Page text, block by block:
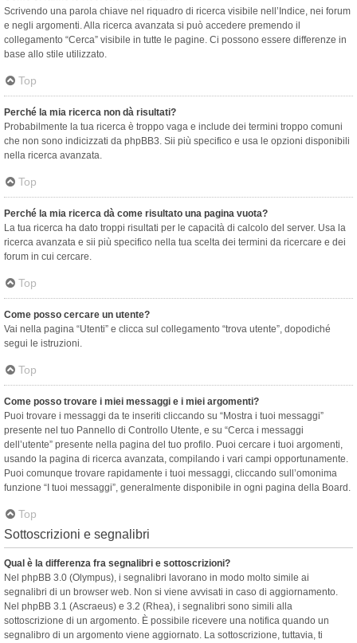
Scrivendo una parola chiave nel riquadro di ricerca visibile nell’Indice, nei forum
e negli argomenti. Alla ricerca avanzata si può accedere premendo il
collegamento “Cerca” visibile in tutte le pagine. Ci possono essere differenze in
base allo stile utilizzato.
Top
Perché la mia ricerca non dà risultati?
Probabilmente la tua ricerca è troppo vaga e include dei termini troppo comuni
che non sono indicizzati da phpBB3. Sii più specifico e usa le opzioni disponibili
nella ricerca avanzata.
Top
Perché la mia ricerca dà come risultato una pagina vuota?
La tua ricerca ha dato troppi risultati per le capacità di calcolo del server. Usa la
ricerca avanzata e sii più specifico nella tua scelta dei termini da ricercare e dei
forum in cui cercare.
Top
Come posso cercare un utente?
Vai nella pagina “Utenti” e clicca sul collegamento “trova utente”, dopodiché
segui le istruzioni.
Top
Come posso trovare i miei messaggi e i miei argomenti?
Puoi trovare i messaggi da te inseriti cliccando su “Mostra i tuoi messaggi”
presente nel tuo Pannello di Controllo Utente, e su “Cerca i messaggi
dell’utente” presente nella pagina del tuo profilo. Puoi cercare i tuoi argomenti,
usando la pagina di ricerca avanzata, compilando i vari campi opportunamente.
Puoi comunque trovare rapidamente i tuoi messaggi, cliccando sull’omonima
funzione “I tuoi messaggi”, generalmente disponibile in ogni pagina della Board.
Top
Sottoscrizioni e segnalibri
Qual è la differenza fra segnalibri e sottoscrizioni?
Nel phpBB 3.0 (Olympus), i segnalibri lavorano in modo molto simile ai
segnalibri di un browser web. Non si viene avvisati in caso di aggiornamento.
Nel phpBB 3.1 (Ascraeus) e 3.2 (Rhea), i segnalibri sono simili alla
sottoscrizione di un argomento. È possibile ricevere una notifica quando un
segnalibro di un argomento viene aggiornato. La sottoscrizione, tuttavia, ti